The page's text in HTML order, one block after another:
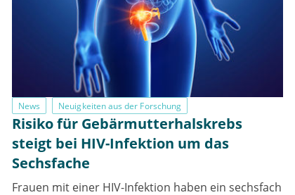
News Neuigkeiten aus der Forschung
Risiko für Gebärmutterhalskrebs
steigt bei HIV-Infektion um das
Sechsfache
Frauen mit einer HIV-Infektion haben ein sechsfach